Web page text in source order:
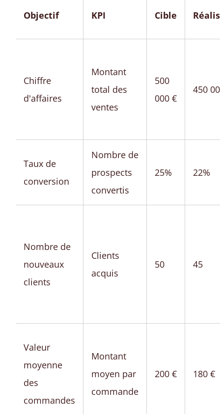
Objectif KPI Cible
Chiffre
d'affaires
Montant
total des
ventes
500
000 €
450
Taux de
conversion
Nombre de
prospects
convertis
25% 22%
Nombre de
nouveaux
clients
Clients
acquis
50 45
Valeur
moyenne
des
commandes
Montant
moyen par
commande
200 € 180 €